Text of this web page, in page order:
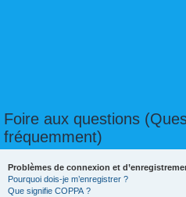
Foire aux questions
fréquemment)
Problèmes de connexion et
Pourquoi dois-je m’enregistrer ?
Que signifie COPPA ?